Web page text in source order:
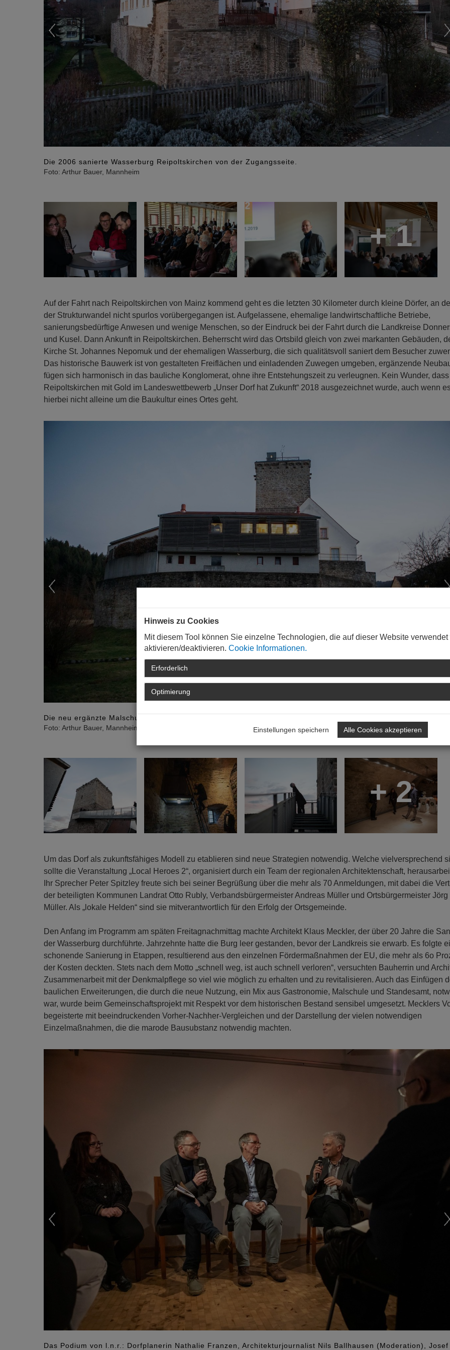
Die 2006 sanierte Wasserburg Reipoltskirchen von der Zugangsseite.
Foto: Arthur Bauer, Mannheim
+ 1
Auf der Fahrt nach Reipoltskirchen von Mainz kommend geht es die letzten 30 Kilometer durch kleine Dörfer, an
der Strukturwandel nicht spurlos vorübergegangen ist. Aufgelassene, ehemalige landwirtschaftliche Betriebe,
sanierungsbedürftige Anwesen und wenige Menschen, so der Eindruck bei der Fahrt durch die Landkreise
und Kusel. Dann Ankunft in Reipoltskirchen. Beherrscht wird das Ortsbild gleich von zwei markanten Gebäuden,
Kirche St. Johannes Nepomuk und der ehemaligen Wasserburg, die sich qualitätsvoll saniert dem Besucher
Das historische Bauwerk ist von gestalteten Freiflächen und einladenden Zuwegen umgeben, ergänzende
fügen sich harmonisch in das bauliche Konglomerat, ohne ihre Entstehungszeit zu verleugnen. Kein Wunder, dass
Reipoltskirchen mit Gold im Landeswettbewerb „Unser Dorf hat Zukunft“ 2018 ausgezeichnet wurde, auch wenn
hierbei nicht alleine um die Baukultur eines Ortes geht.
Die neu ergänzte Malschule in der Wasserburg war Veranstaltungsort von "Local Heroes 2".
Foto: Arthur Bauer, Mannheim
+ 2
Um das Dorf als zukunftsfähiges Modell zu etablieren sind neue Strategien notwendig. Welche vielversprechend
sollte die Veranstaltung „Local Heroes 2“, organisiert durch ein Team der regionalen Architektenschaft,
Ihr Sprecher Peter Spitzley freute sich bei seiner Begrüßung über die mehr als 70 Anmeldungen, mit dabei die
der beteiligten Kommunen Landrat Otto Rubly, Verbandsbürgermeister Andreas Müller und Ortsbürgermeister Jörg
Müller. Als „lokale Helden“ sind sie mitverantwortlich für den Erfolg der Ortsgemeinde.
Den Anfang im Programm am späten Freitagnachmittag machte Architekt Klaus Meckler, der über 20 Jahre die
der Wasserburg durchführte. Jahrzehnte hatte die Burg leer gestanden, bevor der Landkreis sie erwarb. Es folgte
schonende Sanierung in Etappen, resultierend aus den einzelnen Fördermaßnahmen der EU, die mehr als 6o
der Kosten deckten. Stets nach dem Motto „schnell weg, ist auch schnell verloren“, versuchten Bauherrin und
Zusammenarbeit mit der Denkmalpflege so viel wie möglich zu erhalten und zu revitalisieren. Auch das Einfügen
baulichen Erweiterungen, die durch die neue Nutzung, ein Mix aus Gastronomie, Malschule und Standesamt,
war, wurde beim Gemeinschaftsprojekt mit Respekt vor dem historischen Bestand sensibel umgesetzt. Mecklers
begeisterte mit beeindruckenden Vorher-Nachher-Vergleichen und der Darstellung der vielen notwendigen
Einzelmaßnahmen, die die marode Bausubstanz notwendig machten.
Das Podium von l.n.r.: Dorfplanerin Nathalie Franzen, Architekturjournalist Nils Ballhausen (Moderation), Josef
Previous
Hinweis zu Cookies
Mit diesem Tool können Sie einzelne Technologien, die auf dieser Website verwendet
aktivieren/deaktivieren. Cookie Informationen.
Erforderlich
Optimierung
Einstellungen speichern Alle Cookies akzeptieren